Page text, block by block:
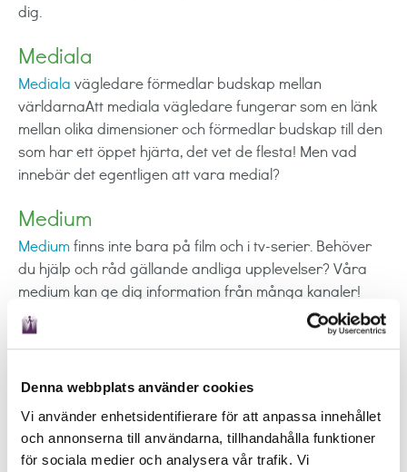
Denna webbplats använder cookies
Vi använder enhetsidentifierare för att anpassa innehållet
och annonserna till användarna, tillhandahålla funktioner
för sociala medier och analysera vår trafik. Vi
dig.
Mediala
Mediala vägledare förmedlar budskap mellan
världarnaAtt mediala vägledare fungerar som en länk
mellan olika dimensioner och förmedlar budskap till den
som har ett öppet hjärta, det vet de flesta! Men vad
innebär det egentligen att vara medial?
Medium
Mediumfinns inte bara på film och i tv-serier. Behöver
du hjälp och råd gällande andliga upplevelser? Våra
medium kan ge dig information från många kanaler!
Sierska
framtiden och hjälper dig hitta vägar framåt! En sierska
ger dig en helhetsbild av din situation som kopplar ihop
både ande, kropp och själ.